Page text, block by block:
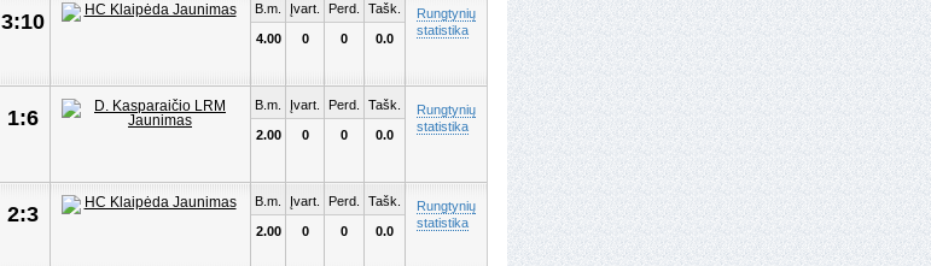
3:10
B.m.
4.00
Įvart.
0
Perd.
0
Tašk.
0.0
Rungtynių
statistika
1:6
B.m.
2.00
Įvart.
0
Perd.
0
Tašk.
0.0
Rungtynių
statistika
2:3
B.m.
2.00
Įvart.
0
Perd.
0
Tašk.
0.0
Rungtynių
statistika